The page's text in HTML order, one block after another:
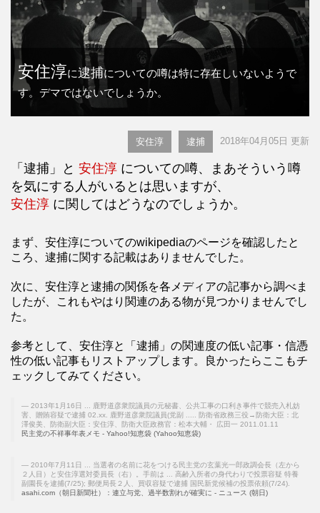
安住淳に逮捕についての噂は特に存在しいないようで
す。デマではないでしょうか。
安住淳 逮捕 2018年04月05日 更新
「逮捕」と 安住淳 についての噂、まあそういう噂
を気にする人がいるとは思いますが、
安住淳 に関してはどうなのでしょうか。
まず、安住淳についてのwikipediaのページを確認したと
ころ、逮捕に関する記載はありませんでした。
次に、安住淳と逮捕の関係を各メディアの記事から調べま
したが、これもやはり関連のある物が見つかりませんでし
た。
参考として、安住淳と「逮捕」の関連度の低い記事・信憑
性の低い記事もリストアップします。良かったらここもチ
ェックしてみてください。
2013年1月16日 ... 鹿野道彦衆院議員の元秘書、公共工事の口利き事件で競売入札妨
害、贈賄容疑で逮捕 02.xx. 鹿野道彦衆院議員(党副 ..... 防衛省政務三役→防衛大臣：北
澤俊美、防衛副大臣：安住淳、防衛大臣政務官：松本大輔・ 広田一 2011.01.11
民主党の不祥事年表メモ - Yahoo!知恵袋 (Yahoo知恵袋)
2010年7月11日 ... 当選者の名前に花をつける民主党の玄葉光一郎政調会長（左から
２人目）と安住淳選対委員長（右）。手前は ... 高齢入所者の身代わりで投票容疑 特養
副園長を逮捕(7/25); 郵便局長２人、買収容疑で逮捕 国民新党候補の投票依頼(7/24).
asahi.com（朝日新聞社）：連立与党、過半数割れが確実に - ニュース (朝日)